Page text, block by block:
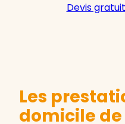
Devis
Les
domicile de